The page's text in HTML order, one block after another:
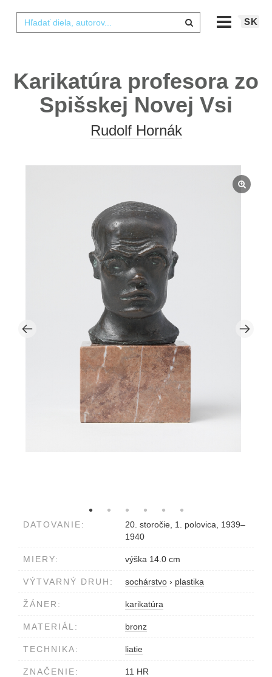
SK
Karikatúra profesora zo
Spišskej Novej Vsi
Rudolf Hornák
DATOVANIE:
20. storočie, 1. polovica, 1939–
1940
MIERY: výška 14.0 cm
VÝTVARNÝ DRUH: sochárstvo › plastika
ŽÁNER: karikatúra
MATERIÁL: bronz
TECHNIKA: liatie
ZNAČENIE: 11 HR